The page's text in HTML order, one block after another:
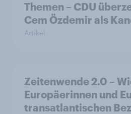
Themen – CDU
Cem Özdemir als
Artikel
Zeitenwende 2.0 –
Europäerinnen und
transatlantischen